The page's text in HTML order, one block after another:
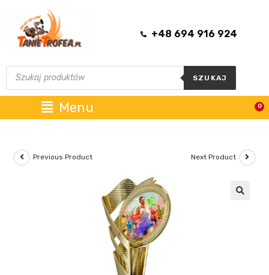
+48 694 916 924
SZUKAJ
Menu 0
Previous Product Next Product